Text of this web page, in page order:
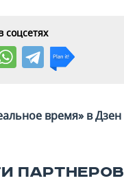
соцсетях
время» в Дзен
ПАРТНЕРОВ